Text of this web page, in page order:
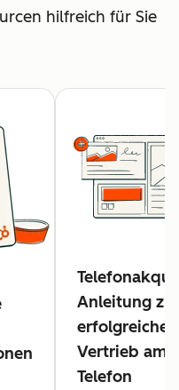
hilfreich für Sie
Anleitung
erfolgreichen
Vertrieb am
Telefon